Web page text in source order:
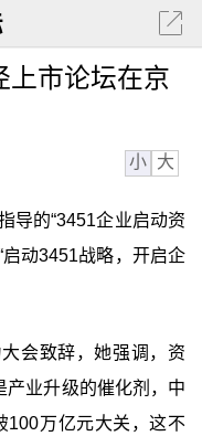
上市论坛在京
小 大
导的“3451企业启动资
动3451战略，开启企
会致辞，她强调，资
产业升级的催化剂，中
100万亿元大关，这不